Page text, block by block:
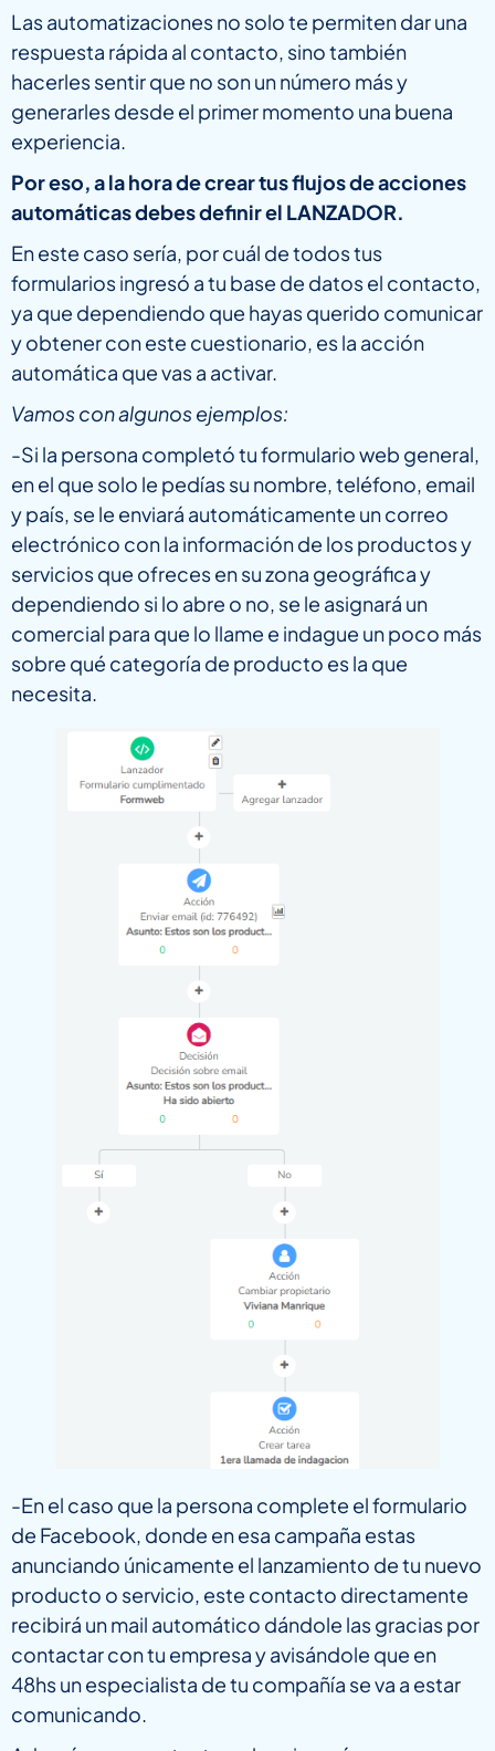
Las automatizaciones no solo te permiten dar una
respuesta rápida al contacto, sino también
hacerles sentir que no son un número más y
generarles desde el primer momento una buena
experiencia.
Por eso, a la hora de crear tus flujos de acciones
automáticas debes definir el LANZADOR.
En este caso sería, por cuál de todos tus
formularios ingresó a tu base de datos el contacto,
ya que dependiendo que hayas querido comunicar
y obtener con este cuestionario, es la acción
automática que vas a activar.
Vamos con algunos ejemplos:
-Si la persona completó tu formulario web general,
en el que solo le pedías su nombre, teléfono, email
y país, se le enviará automáticamente un correo
electrónico con la información de los productos y
servicios que ofreces en su zona geográfica y
dependiendo si lo abre o no, se le asignará un
comercial para que lo llame e indague un poco más
sobre qué categoría de producto es la que
necesita.
-En el caso que la persona complete el formulario
de Facebook, donde en esa campaña estas
anunciando únicamente el lanzamiento de tu nuevo
producto o servicio, este contacto directamente
recibirá un mail automático dándole las gracias por
contactar con tu empresa y avisándole que en
48hs un especialista de tu compañía se va a estar
comunicando.